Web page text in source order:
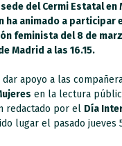
del Cermi Estatal en
ha animado a participar
feminista del 8 de
Madrid a las 16.15.
dar apoyo a las
en la lectura
redactado por el Día
lugar el pasado jueves